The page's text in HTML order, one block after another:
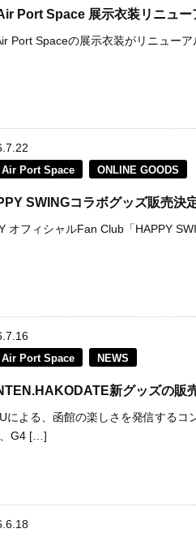
Port Space 展示衣装リニュー
Port Spaceの展示衣装がリニュー
Air Port Space ONLINE GOODS
SWINGコラボグッズ販売決
オフィシャルFan Club「HAPPY
Air Port Space NEWS
新グッズの販
による、函館の楽しさを発信するコ
G4 […]